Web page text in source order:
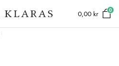
0,00kr 0